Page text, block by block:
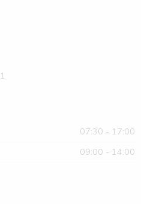
07:30 - 17:00
09:00 - 14:00